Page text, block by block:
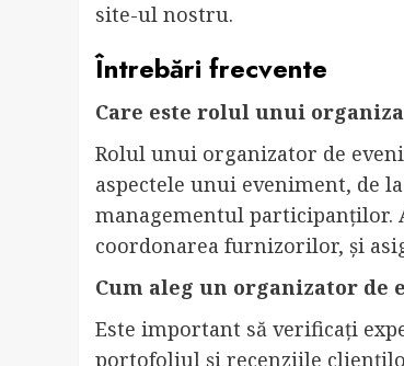
site-ul nostru.
Întrebări frecvente
Care este rolul unui
Rolul unui organizator de
aspectele unui eveniment, de
managementul participanților.
coordonarea furnizorilor, și
Cum aleg un organizator de
Este important să verificați
portofoliul și recenziile